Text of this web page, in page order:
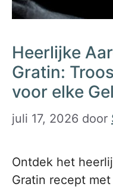
Heerlijke
Gratin:
voor elke
juli 17, 2026 door
Ontdek het
Gratin recept